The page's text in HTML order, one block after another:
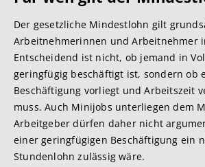
Der gesetzliche Mindestlohn gilt
Arbeitnehmerinnen und Arbeitnehmer
Entscheidend ist nicht, ob jemand in
geringfügig beschäftigt ist, sondern ob
Beschäftigung vorliegt und Arbeitszeit
muss. Auch Minijobs unterliegen dem
Arbeitgeber dürfen daher nicht
einer geringfügigen Beschäftigung ein
Stundenlohn zulässig wäre.